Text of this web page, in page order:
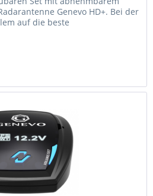
Genevo HD+. Bei der
auf die beste